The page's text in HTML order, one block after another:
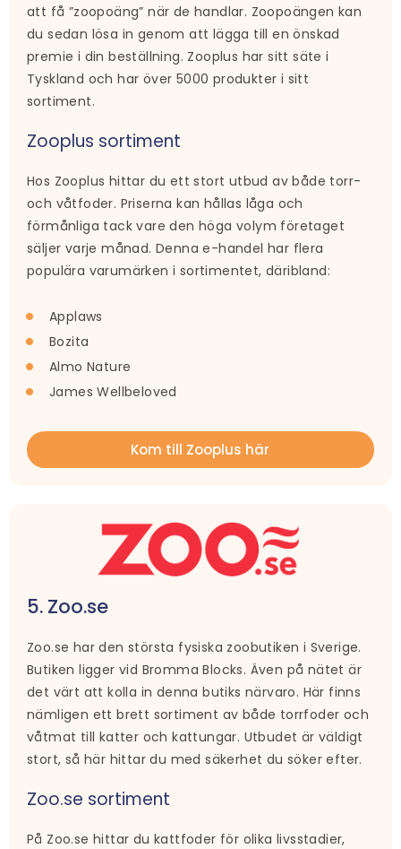
att få ”zoopoäng” när de handlar. Zoopoängen kan
du sedan lösa in genom att lägga till en önskad
premie i din beställning. Zooplus har sitt säte i
Tyskland och har över 5000 produkter i sitt
sortiment.
Zooplus sortiment
Hos Zooplus hittar du ett stort utbud av både torr-
och våtfoder. Priserna kan hållas låga och
förmånliga tack vare den höga volym företaget
säljer varje månad. Denna e-handel har flera
populära varumärken i sortimentet, däribland:
Applaws
Bozita
Almo Nature
James Wellbeloved
Kom till Zooplus här
5. Zoo.se
Zoo.se har den största fysiska zoobutiken i Sverige.
Butiken ligger vid Bromma Blocks. Även på nätet är
det värt att kolla in denna butiks närvaro. Här finns
nämligen ett brett sortiment av både torrfoder och
våtmat till katter och kattungar. Utbudet är väldigt
stort, så här hittar du med säkerhet du söker efter.
Zoo.se sortiment
På Zoo.se hittar du kattfoder för olika livsstadier,